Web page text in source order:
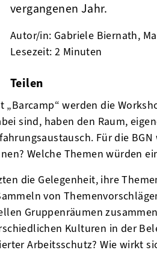
vergangenen Jahr.
Autor/in: Gabriele Biernath,
Lesezeit: 2 Minuten
Teilen
facebook
twitterlinkedin
„Barcamp“ werden die
sind, haben den Raum,
Für die
Welche Themen würden
die Gelegenheit, ihre
von
Gruppenräumen
Kulturen in der
Arbeitsschutz? Wie wirkt